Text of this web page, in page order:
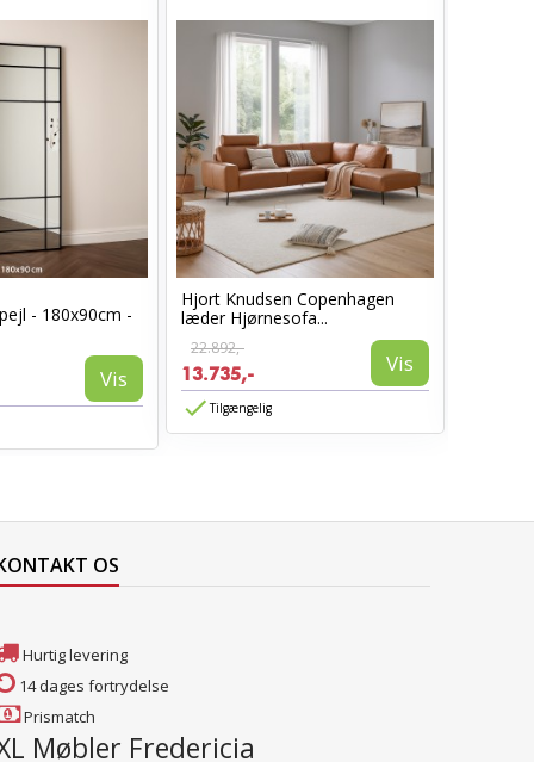
- 180x90cm -
Vis
Hjort Knudsen Copenhagen
læder Hjørnesofa...
22.892,-
13.735,- Vis
Tilgængelig
OS
Hurtig levering
14 dages fortrydelse
Prismatch
Møbler Fredericia